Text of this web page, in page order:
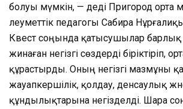
болуы мүмкін, — деді Пригород орта
әлеуметтік педагогы Сабира
Квест соңында қатысушылар барлық
жинаған негізгі сөздерді біріктіріп,
құрастырды. Оның негізгі мазмұны
жауапкершілік, қолдау, денсаулық
құндылықтарына негізделді. Шара